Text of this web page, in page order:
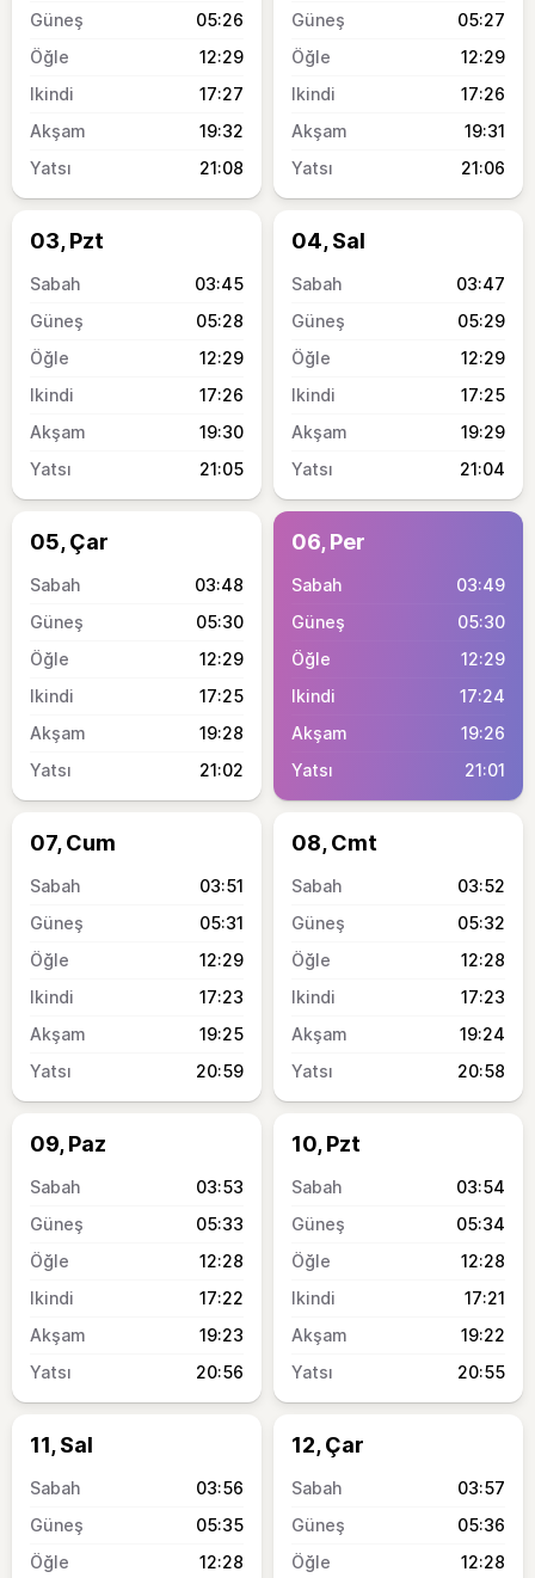
05:26
12:29
17:27
19:32
21:08
05:27
12:29
17:26
19:31
21:06
03, Pzt
03:45
05:28
12:29
17:26
19:30
21:05
04, Sal
03:47
05:29
12:29
17:25
19:29
21:04
05, Çar
03:48
05:30
12:29
17:25
19:28
21:02
06, Per
03:49
05:30
12:29
17:24
19:26
21:01
07, Cum
03:51
05:31
12:29
17:23
19:25
20:59
08, Cmt
03:52
05:32
12:28
17:23
19:24
20:58
09, Paz
03:53
05:33
12:28
17:22
19:23
20:56
10, Pzt
03:54
05:34
12:28
17:21
19:22
20:55
11, Sal
03:56
05:35
12:28
12, Çar
03:57
05:36
12:28